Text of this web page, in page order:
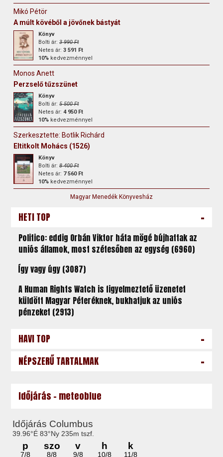
Mikó Pétör
A múlt kövéből a jövőnek bástyát
Könyv
Bolti ár:3 990 Ft
Netes ár:3 591 Ft
10% kedvezménnyel
Monos Anett
Perzselő tűzszünet
Könyv
Bolti ár:5 500 Ft
Netes ár:4 950 Ft
10% kedvezménnyel
Szerkesztette: Botlik Richárd
Eltitkolt Mohács (1526)
Könyv
Bolti ár:8 400 Ft
Netes ár: 7 560 Ft
10% kedvezménnyel
Magyar Menedék Könyvesház
HETI TOP -
Politico: eddig Orbán Viktor háta mögé bújhattak az
uniós államok, most szétesőben az egység (6960)
Így vagy úgy (3087)
A Human Rights Watch is figyelmeztető üzenetet
küldött Magyar Péteréknek, bukhatjuk az uniós
pénzeket (2913)
HAVI TOP -
NÉPSZERŰ TARTALMAK -
Időjárás - meteoblue